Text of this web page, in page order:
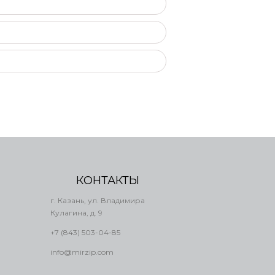
КОНТАКТЫ
г. Казань, ул. Владимира
Кулагина, д. 9
+7 (843) 503-04-85
info@mirzip.com